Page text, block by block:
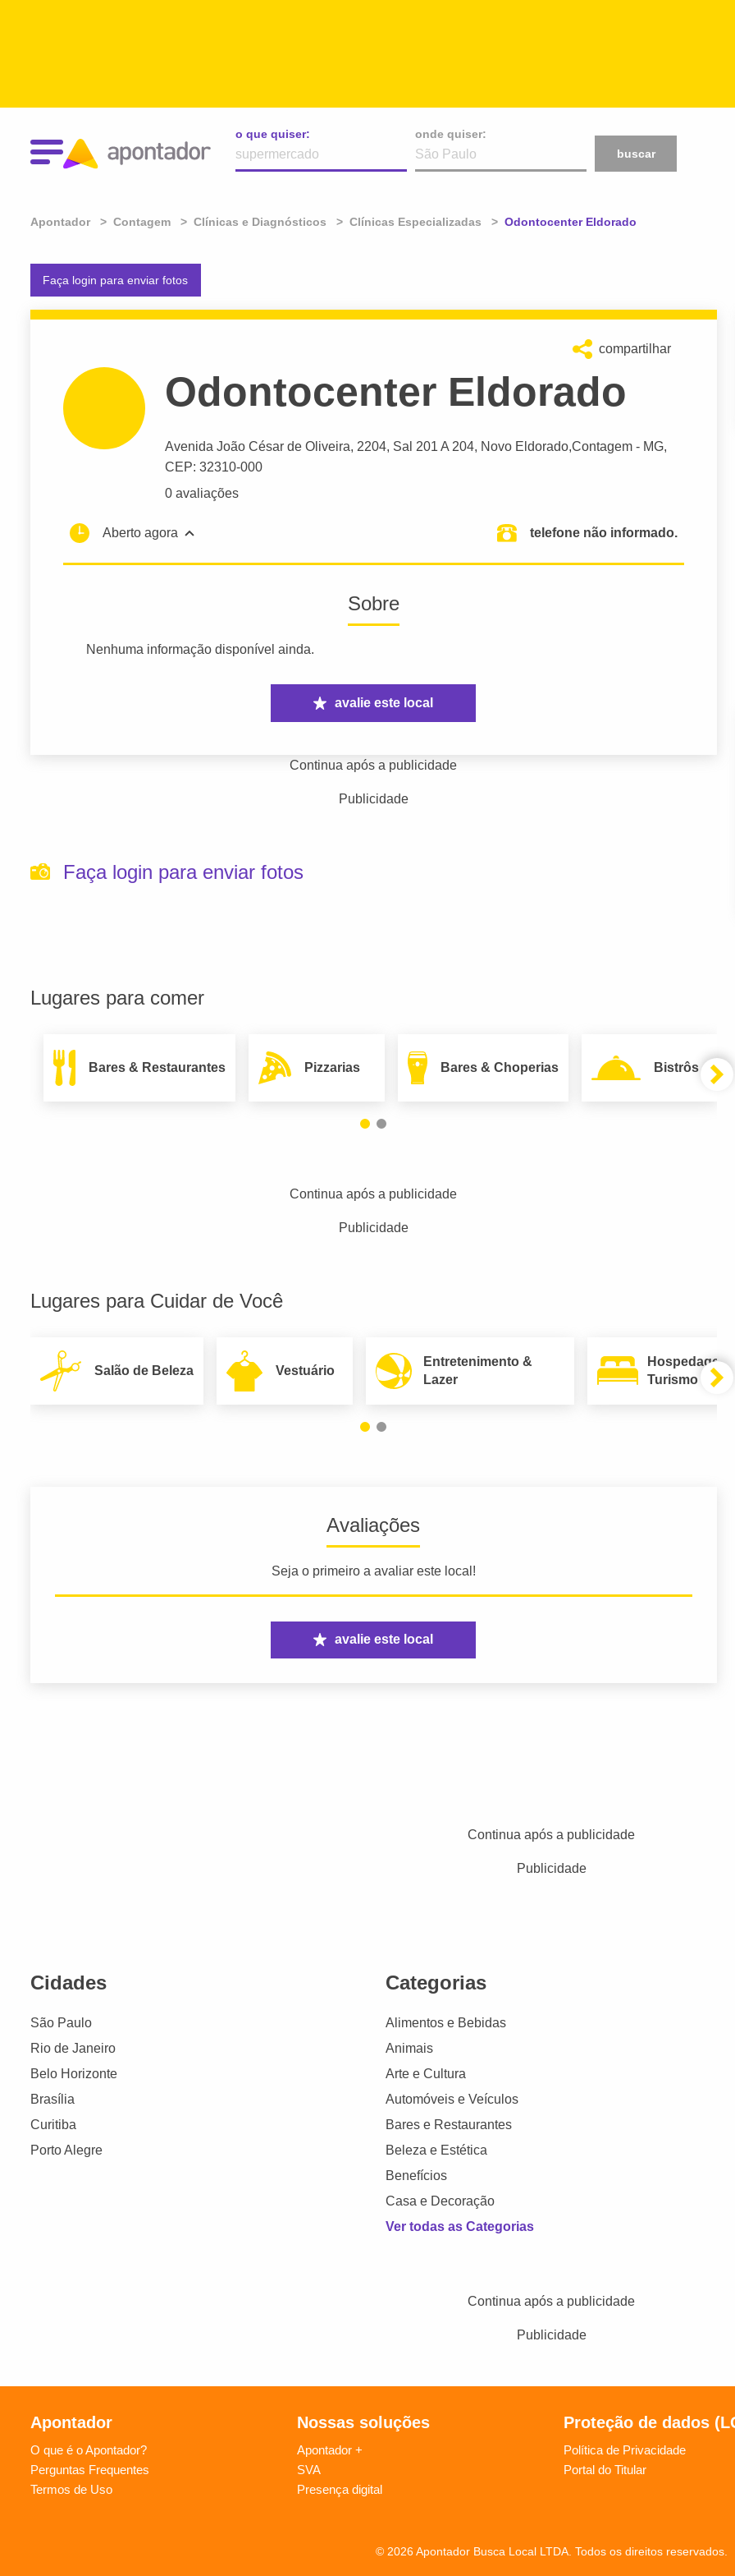
o que quiser:
onde quiser:
buscar
Apontador Contagem Clínicas e Diagnósticos Clínicas Especializadas Atual:
Odontocenter Eldorado
Faça login para enviar fotos
compartilhar
Odontocenter Eldorado
Avenida João César de Oliveira, 2204, Sal 201 A 204, Novo Eldorado,Contagem - MG,
CEP: 32310-000
0 avaliações
Aberto agora telefone não informado.
Sobre
Nenhuma informação disponível ainda.
avalie este local
Continua após a publicidade
Publicidade
Faça login para enviar fotos
Lugares para comer
Bares & Restaurantes Pizzarias Bares & Choperias Bistrôs
Continua após a publicidade
Publicidade
Lugares para Cuidar de Você
Salão de Beleza Vestuário
Entretenimento &
Lazer
Hospedagem
Turismo
Avaliações
Seja o primeiro a avaliar este local!
avalie este local
Continua após a publicidade
Publicidade
Cidades
São Paulo
Rio de Janeiro
Belo Horizonte
Brasília
Curitiba
Porto Alegre
Categorias
Alimentos e Bebidas
Animais
Arte e Cultura
Automóveis e Veículos
Bares e Restaurantes
Beleza e Estética
Benefícios
Casa e Decoração
Ver todas as Categorias
Continua após a publicidade
Publicidade
Apontador
O que é o Apontador?
Perguntas Frequentes
Termos de Uso
Nossas soluções
Apontador +
SVA
Presença digital
Proteção de dados
Política de Privacidade
Portal do Titular
© 2026 Apontador Busca Local LTDA. Todos os direitos reservados.